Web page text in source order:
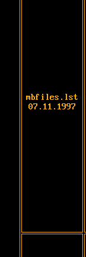
mbfiles.lst
07.11.1997